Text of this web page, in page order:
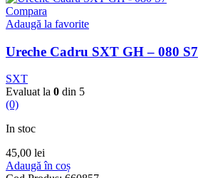
Compara
Adaugă la favorite
Ureche Cadru SXT GH – 080 S7
SXT
Evaluat la 0 din 5
(0)
In stoc
45,00 lei
Adaugă în coș